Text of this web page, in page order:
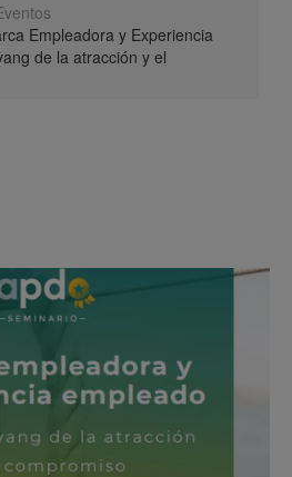
Empleadora y Experiencia
de la atracción y el